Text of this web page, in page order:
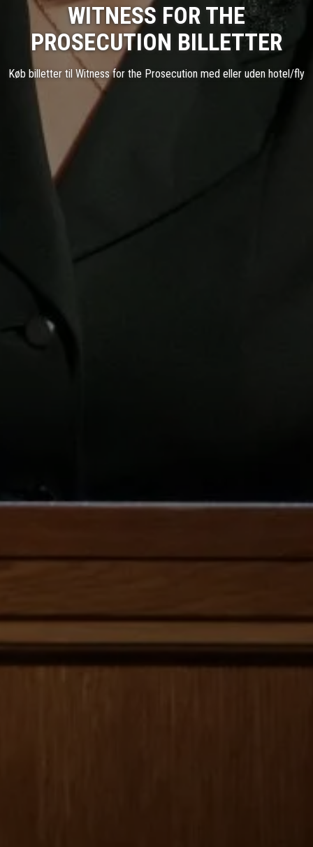
WITNESS FOR THE
PROSECUTION BILLETTER
Køb billetter til Witness for the Prosecution med eller uden hotel/fly